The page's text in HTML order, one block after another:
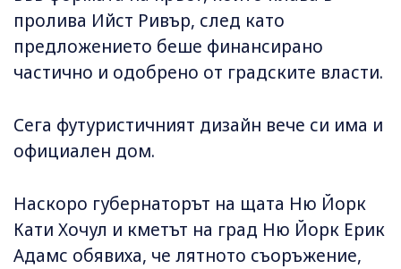
пролива Ийст Ривър, след като
предложението беше финансирано
частично и одобрено от градските власти.
Сега футуристичният дизайн вече си има и
официален дом.
Наскоро губернаторът на щата Ню Йорк
Кати Хочул и кметът на град Ню Йорк Ерик
Адамс обявиха, че лятното съоръжение,